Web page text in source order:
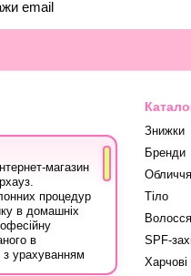
магазин
процедур
в домашніх
в
з урахуванням
Знижки
Бренди
Обличчя
Тіло
Волосся
SPF-